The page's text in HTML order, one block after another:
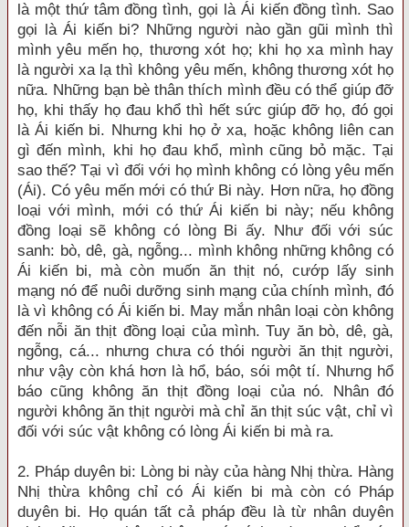
là một thứ tâm đồng tình, gọi là Ái kiến đồng tình. Sao
gọi là Ái kiến bi? Những người nào gần gũi mình thì
mình yêu mến họ, thương xót họ; khi họ xa mình hay
là người xa lạ thì không yêu mến, không thương xót họ
nữa. Những bạn bè thân thích mình đều có thể giúp đỡ
họ, khi thấy họ đau khổ thì hết sức giúp đỡ họ, đó gọi
là Ái kiến bi. Nhưng khi họ ở xa, hoặc không liên can
gì đến mình, khi họ đau khổ, mình cũng bỏ mặc. Tại
sao thế? Tại vì đối với họ mình không có lòng yêu mến
(Ái). Có yêu mến mới có thứ Bi này. Hơn nữa, họ đồng
loại với mình, mới có thứ Ái kiến bi này; nếu không
đồng loại sẽ không có lòng Bi ấy. Như đối với súc
sanh: bò, dê, gà, ngỗng... mình không những không có
Ái kiến bi, mà còn muốn ăn thịt nó, cướp lấy sinh
mạng nó để nuôi dưỡng sinh mạng của chính mình, đó
là vì không có Ái kiến bi. May mắn nhân loại còn không
đến nỗi ăn thịt đồng loại của mình. Tuy ăn bò, dê, gà,
ngỗng, cá... nhưng chưa có thói người ăn thịt người,
như vậy còn khá hơn là hổ, báo, sói một tí. Nhưng hổ
báo cũng không ăn thịt đồng loại của nó. Nhân đó
người không ăn thịt người mà chỉ ăn thịt súc vật, chỉ vì
đối với súc vật không có lòng Ái kiến bi mà ra.
2. Pháp duyên bi: Lòng bi này của hàng Nhị thừa. Hàng
Nhị thừa không chỉ có Ái kiến bi mà còn có Pháp
duyên bi. Họ quán tất cả pháp đều là từ nhân duyên